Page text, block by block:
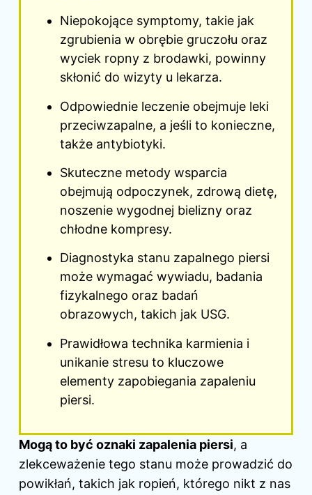
Niepokojące symptomy, takie jak
zgrubienia w obrębie gruczołu oraz
wyciek ropny z brodawki, powinny
skłonić do wizyty u lekarza.
Odpowiednie leczenie obejmuje leki
przeciwzapalne, a jeśli to konieczne,
także antybiotyki.
Skuteczne metody wsparcia
obejmują odpoczynek, zdrową dietę,
noszenie wygodnej bielizny oraz
chłodne kompresy.
Diagnostyka stanu zapalnego piersi
może wymagać wywiadu, badania
fizykalnego oraz badań
obrazowych, takich jak USG.
Prawidłowa technika karmienia i
unikanie stresu to kluczowe
elementy zapobiegania zapaleniu
piersi.
Mogą to być oznaki zapalenia piersi, a
zlekceważenie tego stanu może prowadzić do
powikłań, takich jak ropień, którego nikt z nas